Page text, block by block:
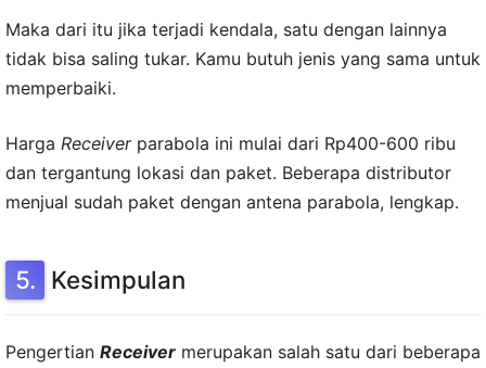
Maka dari itu jika terjadi kendala, satu dengan lainnya
tidak bisa saling tukar. Kamu butuh jenis yang sama untuk
memperbaiki.
Harga Receiverparabola ini mulai dari Rp400-600 ribu
dan tergantung lokasi dan paket. Beberapa distributor
menjual sudah paket dengan antena parabola, lengkap.
Kesimpulan
Pengertian Receiver merupakan salah satu dari beberapa